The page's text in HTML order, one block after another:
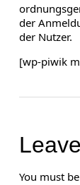
der
der Nutzer.
[wp-piwik
You must be